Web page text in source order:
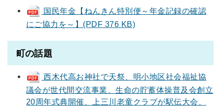
国民年金【ねんきん特別便～年金記録の確認
にご協力を～】(PDF 376 KB)
町の話題
西木代高お神社で天祭、明小地区社会福祉協
議会が世代間交流事業、生命の貯蓄体操普及会創立
20周年式典開催、上三川老童クラブが駅伝大会、